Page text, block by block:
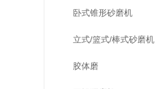
卧式锥形砂磨机
立式/篮式/棒式砂磨机
胶体磨